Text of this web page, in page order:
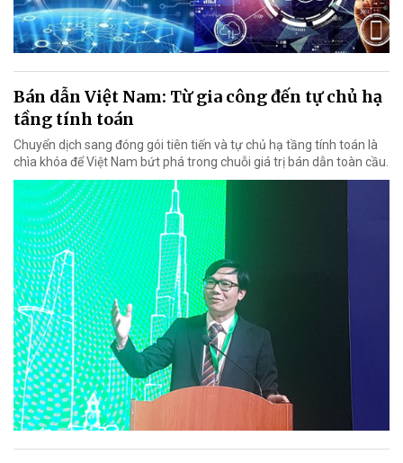
Bán dẫn Việt Nam: Từ gia công đến tự chủ hạ
tầng tính toán
Chuyển dịch sang đóng gói tiên tiến và tự chủ hạ tầng tính toán là
chìa khóa để Việt Nam bứt phá trong chuỗi giá trị bán dẫn toàn cầu.